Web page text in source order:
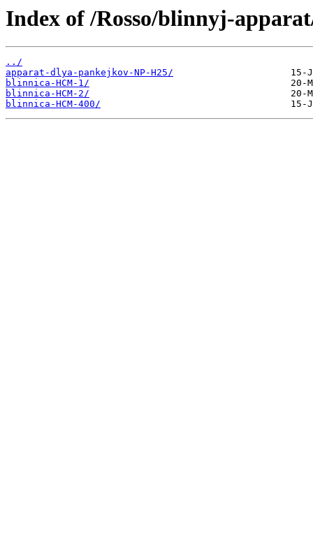
Index of /Rosso/blinnyj-
../
apparat-dlya-pankejkov-NP-H25/
blinnica-HCM-1/
blinnica-HCM-2/
blinnica-HCM-400/